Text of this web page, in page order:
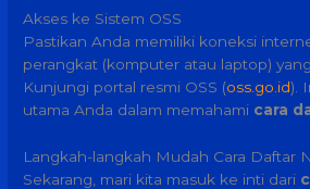
Akses ke Sistem OSS
Pastikan Anda memiliki koneksi
perangkat (komputer atau laptop)
Kunjungi portal resmi OSS (oss.go.id).
utama Anda dalam memahami cara
Langkah-langkah Mudah Cara Daftar
Sekarang, mari kita masuk ke inti dari